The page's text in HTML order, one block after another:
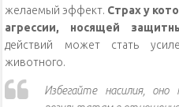
желаемый эффект. Страх у
агрессии, носящей
действий может стать
животного.
Избегайте насилия,